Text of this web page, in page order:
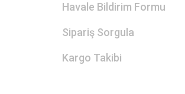
Havale Bildirim Formu
Sipariş Sorgula
Kargo Takibi